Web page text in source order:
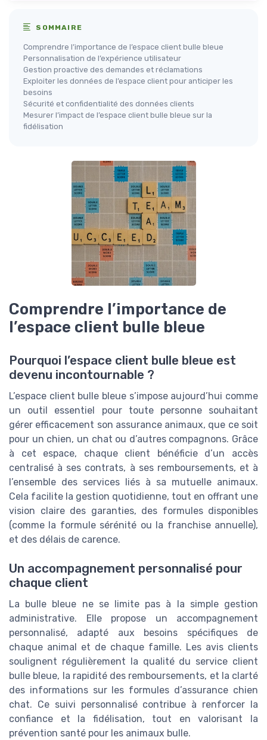
SOMMAIRE
Comprendre l’importance de l’espace client bulle bleue
Personnalisation de l’expérience utilisateur
Gestion proactive des demandes et réclamations
Exploiter les données de l’espace client pour anticiper les
besoins
Sécurité et confidentialité des données clients
Mesurer l’impact de l’espace client bulle bleue sur la
fidélisation
Comprendre l’importance de
l’espace client bulle bleue
Pourquoi l’espace client bulle bleue est
devenu incontournable ?
L’espace client bulle bleue s’impose aujourd’hui comme
un outil essentiel pour toute personne souhaitant
gérer efficacement son assurance animaux, que ce soit
pour un chien, un chat ou d’autres compagnons. Grâce
à cet espace, chaque client bénéficie d’un accès
centralisé à ses contrats, à ses remboursements, et à
l’ensemble des services liés à sa mutuelle animaux.
Cela facilite la gestion quotidienne, tout en offrant une
vision claire des garanties, des formules disponibles
(comme la formule sérénité ou la franchise annuelle),
et des délais de carence.
Un accompagnement personnalisé pour
chaque client
La bulle bleue ne se limite pas à la simple gestion
administrative. Elle propose un accompagnement
personnalisé, adapté aux besoins spécifiques de
chaque animal et de chaque famille. Les avis clients
soulignent régulièrement la qualité du service client
bulle bleue, la rapidité des remboursements, et la clarté
des informations sur les formules d’assurance chien
chat. Ce suivi personnalisé contribue à renforcer la
confiance et la fidélisation, tout en valorisant la
prévention santé pour les animaux bulle.